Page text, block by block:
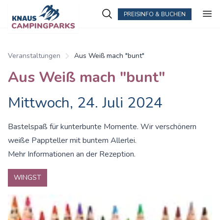
PREISINFO & BUCHEN
Veranstaltungen Aus Weiß mach "bunt"
Aus Weiß mach "bunt"
Mittwoch, 24. Juli 2024
Bastelspaß für kunterbunte Momente. Wir verschönern
weiße Pappteller mit buntem Allerlei.
Mehr Informationen an der Rezeption.
WINGST